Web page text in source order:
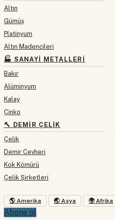
Altın
Gümüş
Platinyum
Altın Madencileri
🏭 SANAYI METALLERI
Bakır
Alüminyum
Kalay
Çinko
🔨 DEMIR ÇELIK
Çelik
Demir Cevheri
Kok Kömürü
Çelik Şirketleri
🌎 Amerika 🌏 Asya 🌍 Afrika
Abone ol